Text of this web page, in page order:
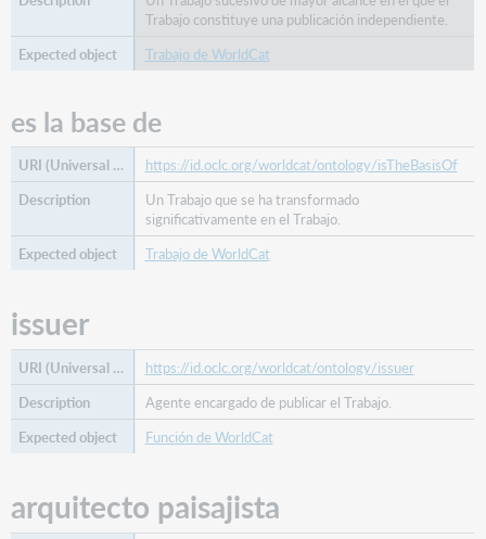
Trabajo constituye una publicación independiente.
Trabajo de WorldCat
es la base de
https://id.oclc.org/worldcat/ontology/isTheBasisOf
Un Trabajo que se ha transformado
significativamente en el Trabajo.
Trabajo de WorldCat
issuer
https://id.oclc.org/worldcat/ontology/issuer
Agente encargado de publicar el Trabajo.
Función de WorldCat
arquitecto paisajista